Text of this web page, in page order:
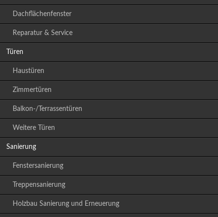
Dachflächenfenster
Reparatur & Service
Türen
Haustüren
Zimmertüren
Balkon-/Terrassentüren
Weitere Türen
Sanierung
Fenstersanierung
Treppensanierung
Holzbau Sanierung und Erneuerung